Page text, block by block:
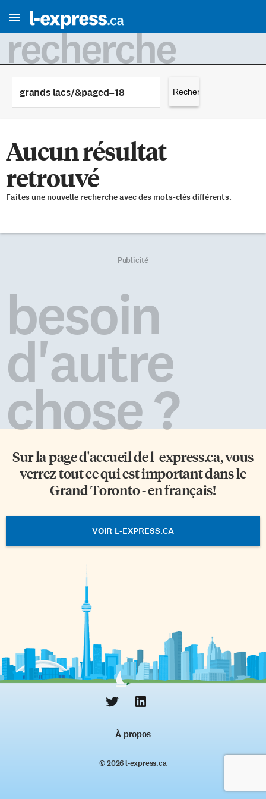
recherche
Aucun résultat
retrouvé
Faites une nouvelle recherche avec des mots-clés différents.
Publicité
besoin
d'autre
chose ?
Sur la page d'accueil del-express.ca, vous
verrez tout ce qui est important dans le
Grand Toronto - en français!
VOIR L-EXPRESS.CA
À propos
© 2026 l‑express.ca